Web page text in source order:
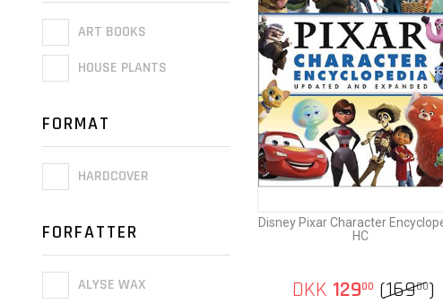
ART BOOKS
HOUSE PLANTS
FORMAT
HARDCOVER
FORFATTER
ALYSE WAX
Disney Pixar Character
HC
DKK 12900 (16900)